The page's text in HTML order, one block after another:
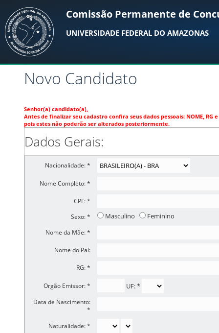
Comissão Permanente de
UNIVERSIDADE FEDERAL DO AMAZONAS
Novo Candidato
Senhor(a) candidato(a),
Antes de finalizar seu cadastro confira seus dados pessoais: NOME, RG e
pois estes não poderão ser alterados posteriormente.
Dados Gerais:
Nacionalidade: *
Nome Completo: *
CPF: *
Sexo: *
Masculino Feminino
Nome da Mãe: *
Nome do Pai:
RG: *
Orgão Emissor: * UF: *
Data de Nascimento:
*
Naturalidade: *